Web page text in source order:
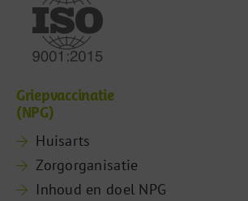
Griepvaccinatie
(NPG)
Huisarts
Zorgorganisatie
Inhoud en doel NPG